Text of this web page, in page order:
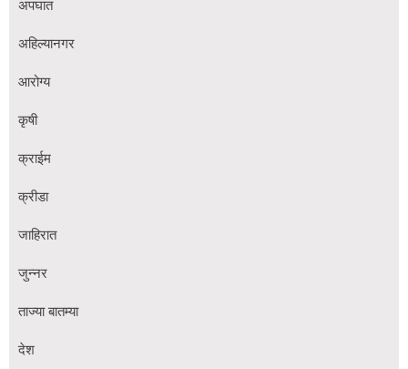
अपघात
अहिल्यानगर
आरोग्य
कृषी
क्राईम
क्रीडा
जाहिरात
जुन्नर
ताज्या बातम्या
देश